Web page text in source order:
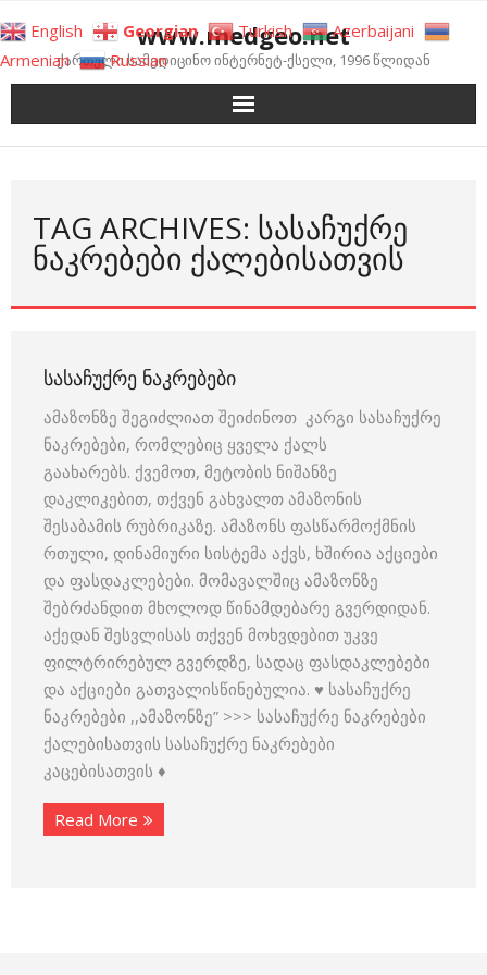
to
content
www.medgeo.net
ქართული სამედიცინო ინტერნეტ-ქსელი, 1996 წლიდან
TAG ARCHIVES: ᲡᲐᲡᲐᲩᲣᲥᲠᲔ
ᲜᲐᲙᲠᲔᲑᲔᲑᲘ ᲥᲐᲚᲔᲑᲘᲡᲐᲗᲕᲘᲡ
ᲡᲐᲡᲐᲩᲣᲥᲠᲔ ᲜᲐᲙᲠᲔᲑᲔᲑᲘ
ამაზონზე შეგიძლიათ შეიძინოთ კარგი სასაჩუქრე
ნაკრებები, რომლებიც ყველა ქალს
გაახარებს. ქვემოთ, მეტობის ნიშანზე
დაკლიკებით, თქვენ გახვალთ ამაზონის
შესაბამის რუბრიკაზე. ამაზონს ფასწარმოქმნის
რთული, დინამიური სისტემა აქვს, ხშირია აქციები
და ფასდაკლებები. მომავალშიც ამაზონზე
შებრძანდით მხოლოდ წინამდებარე გვერდიდან.
აქედან შესვლისას თქვენ მოხვდებით უკვე
ფილტრირებულ გვერდზე, სადაც ფასდაკლებები
და აქციები გათვალისწინებულია. ♥ სასაჩუქრე
ნაკრებები ,,ამაზონზე” >>> სასაჩუქრე ნაკრებები
ქალებისათვის სასაჩუქრე ნაკრებები
კაცებისათვის ♦
Read More
English Georgian Turkish
Azerbaijani
Armenian
Russian